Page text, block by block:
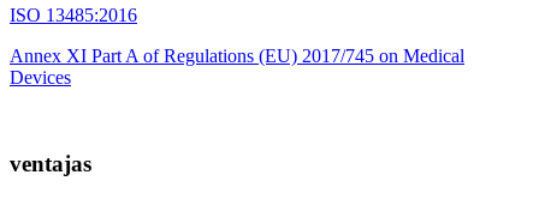
ISO 13485:2016
Annex XI Part A of Regulations (EU) 2017/745 on Medical
Devices
ventajas